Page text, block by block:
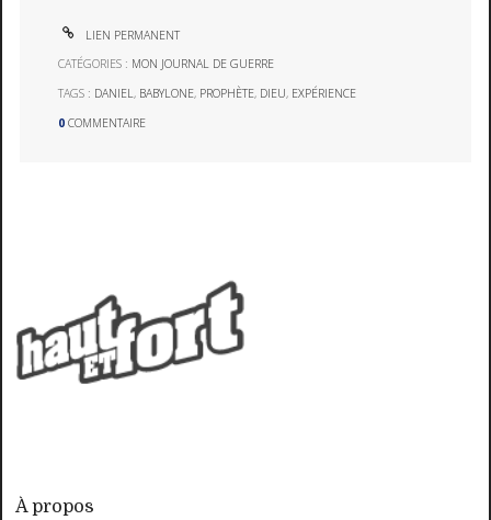
À propos
LIEN PERMANENT
CATÉGORIES : MON JOURNAL DE GUERRE
TAGS : DANIEL, BABYLONE, PROPHÈTE, DIEU, EXPÉRIENCE
0 COMMENTAIRE